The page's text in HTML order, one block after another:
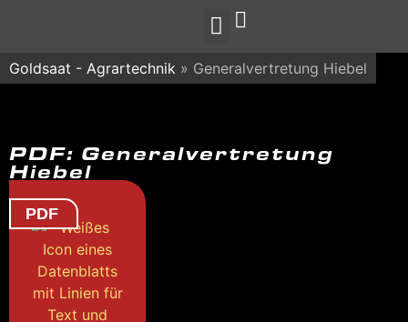
Goldsaat - Agrartechnik » Generalvertretung Hiebel
PDF: Generalvertretung
Hiebel
PDF